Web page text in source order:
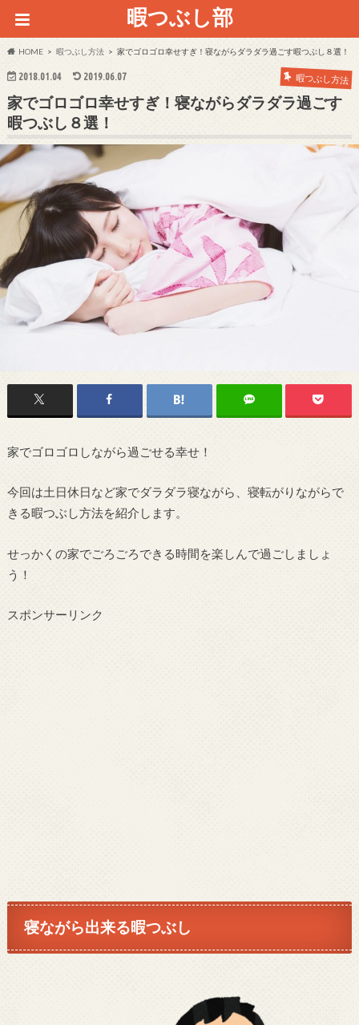
暇つぶし部
HOME 暇つぶし方法 家でゴロゴロ幸せすぎ！寝ながらダラダラ過ごす暇つぶし８選！
2018.01.04 2019.06.07 暇つぶし方法
家でゴロゴロ幸せすぎ！寝ながらダラダラ過ごす
暇つぶし８選！
家でゴロゴロしながら過ごせる幸せ！
今回は土日休日など家でダラダラ寝ながら、寝転がりながらで
きる暇つぶし方法を紹介します。
せっかくの家でごろごろできる時間を楽しんで過ごしましょ
う！
スポンサーリンク
寝ながら出来る暇つぶし